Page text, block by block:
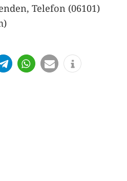
Telefon (06101)